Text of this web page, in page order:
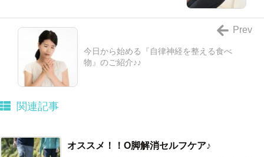
今日から始める『自律神経を整える食べ
物』のご紹介♪♪
Prev
関連記事
オススメ！！O脚解消セルフケア♪